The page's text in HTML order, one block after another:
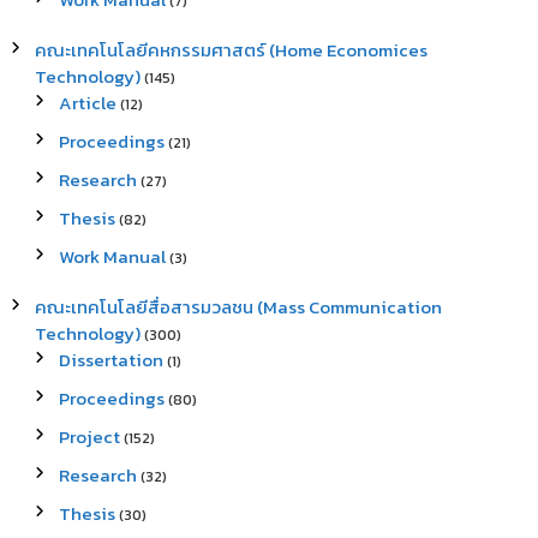
คณะเทคโนโลยีคหกรรมศาสตร์ (Home Economices
Technology)(145)
Article (12)
Proceedings(21)
Research (27)
Thesis(82)
Work Manual(3)
คณะเทคโนโลยีสื่อสารมวลชน (Mass Communication
Technology)(300)
Dissertation (1)
Proceedings(80)
Project(152)
Research (32)
Thesis(30)